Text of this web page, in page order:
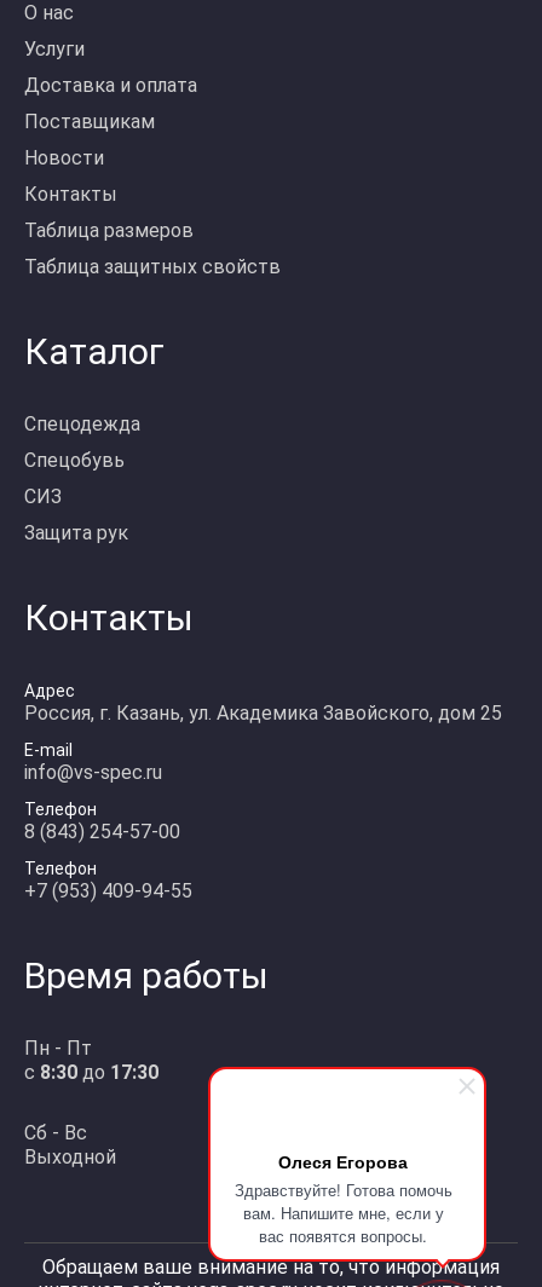
Олеся Егорова
Здравствуйте! Готова помочь
вам. Напишите мне, если у
вас появятся вопросы.
О нас
Услуги
Доставка и оплата
Поставщикам
Новости
Контакты
Таблица размеров
Таблица защитных свойств
Каталог
Спецодежда
Спецобувь
СИЗ
Защита рук
Контакты
Адрес
Россия, г. Казань, ул. Академика Завойского, дом 25
E-mail
info@vs-spec.ru
Телефон
8 (843) 254-57-00
Телефон
+7 (953) 409-94-55
Время работы
Пн - Пт
с 8:30 до 17:30
Сб - Вс
Выходной
Обращаем ваше внимание на то, что информация